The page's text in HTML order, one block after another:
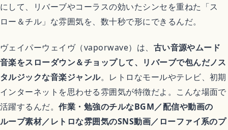
歴代アニメランキング
アニメ映画
異世界転生アニメ
恋愛アニメ
にして、リバーブやコーラスの効いたシンセを重ねた「ス
ロー＆チル」な雰囲気を、数十秒で形にできるんだ。
ヴェイパーウェイヴ（vaporwave）は、 古い音源やムード
音楽をスローダウン＆チョップして、リバーブで包んだノス
タルジックな音楽ジャンル。レトロなモールやテレビ、初期
インターネットを思わせる雰囲気が特徴だよ。こんな場面で
活躍するんだ。作業・勉強のチルなBGM／配信や動画の
ループ素材／レトロな雰囲気のSNS動画／ローファイ系のプ